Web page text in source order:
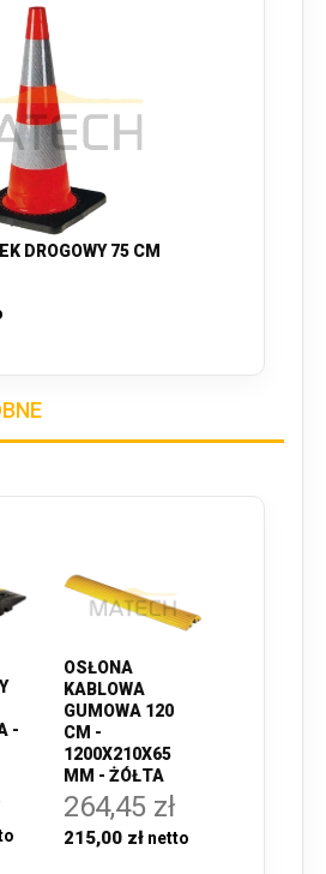
DROGOWY 75 CM
-
OSŁONA
KABLOWA
GUMOWA 120
CM -
1200X210X65
MM - ŻÓŁTA
264,45 zł
215,00 zł